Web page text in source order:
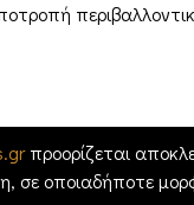
προορίζεται
σε οποιαδήποτε